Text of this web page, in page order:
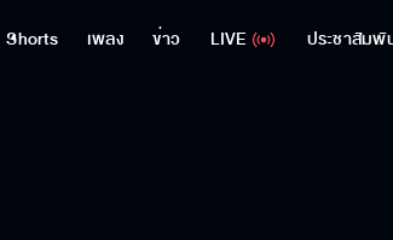
Shorts เพลง ข่าว LIVE ประชาสัมพั